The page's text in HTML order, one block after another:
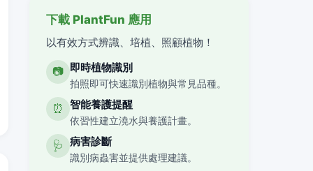
下載 PlantFun 應用
以有效方式辨識、培植、照顧植物！
📷 即時植物識別
拍照即可快速識別植物與常見品種。
⏰ 智能養護提醒
依習性建立澆水與養護計畫。
🩺 病害診斷
識別病蟲害並提供處理建議。